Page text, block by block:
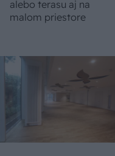
alebo terasu aj na
malom priestore